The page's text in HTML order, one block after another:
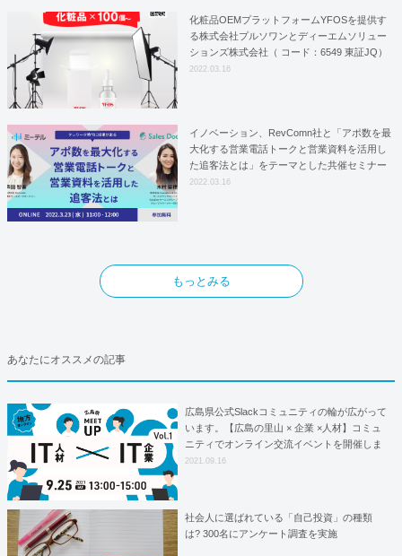
化粧品OEMプラットフォームYFOSを提供す
る株式会社プルソワンとディーエムソリュー
ションズ株式会社（ コード：6549 東証JQ）
はYFOSにおけるロジスティクスパートナー
2022.03.16
イノベーション、RevComn社と「アポ数を最
大化する営業電話トークと営業資料を活用し
た追客法とは」をテーマとした共催セミナー
を開催！
2022.03.16
もっとみる
あなたにオススメの記事
広島県公式Slackコミュニティの輪が広がって
います。【広島の里山 × 企業 ×人材】コミュ
ニティでオンライン交流イベントを開催しま
す！
2021.09.16
社会人に選ばれている「自己投資」の種類
は? 300名にアンケート調査を実施